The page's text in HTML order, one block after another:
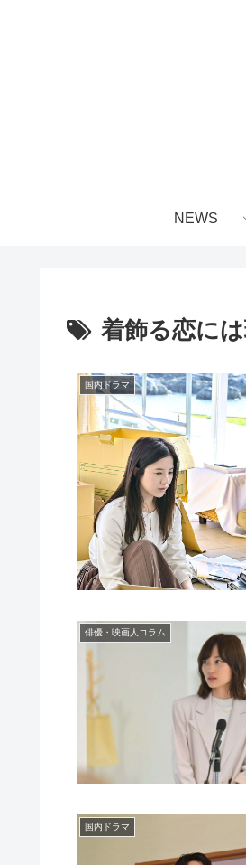
NEWS
着飾る恋に
国内ドラマ
俳優・映画人コラム
国内ドラマ